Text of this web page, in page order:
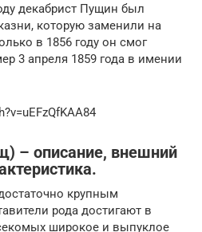
декабрист Пущин был
которую заменили на
в 1856 году он смог
3 апреля 1859 года в имении
– описание, внешний
крупным
рода достигают в
широкое и выпуклое